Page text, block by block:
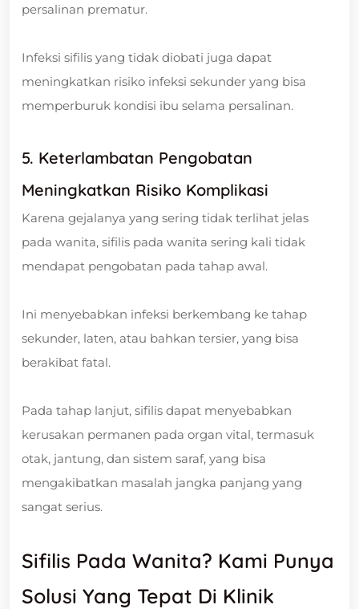
persalinan prematur.
Infeksi sifilis yang tidak diobati juga dapat
meningkatkan risiko infeksi sekunder yang bisa
memperburuk kondisi ibu selama persalinan.
5. Keterlambatan Pengobatan
Meningkatkan Risiko Komplikasi
Karena gejalanya yang sering tidak terlihat jelas
pada wanita, sifilis pada wanita sering kali tidak
mendapat pengobatan pada tahap awal.
Ini menyebabkan infeksi berkembang ke tahap
sekunder, laten, atau bahkan tersier, yang bisa
berakibat fatal.
Pada tahap lanjut, sifilis dapat menyebabkan
kerusakan permanen pada organ vital, termasuk
otak, jantung, dan sistem saraf, yang bisa
mengakibatkan masalah jangka panjang yang
sangat serius.
Sifilis Pada Wanita? Kami Punya
Solusi Yang Tepat Di Klinik